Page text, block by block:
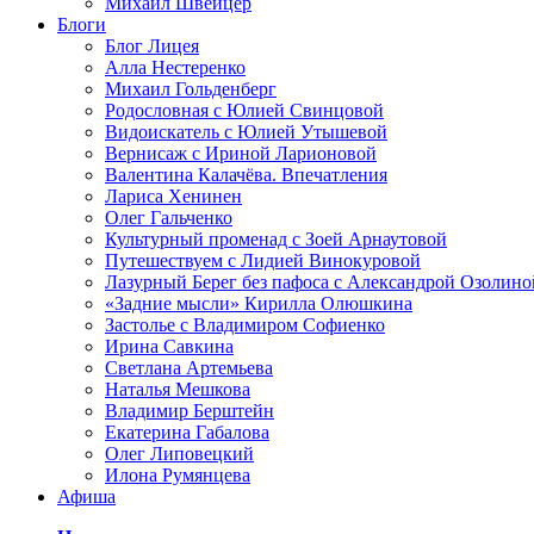
Блоги
Блог Лицея
Алла Нестеренко
Михаил Гольденберг
Родословная с Юлией Свинцовой
Видоискатель с Юлией Утышевой
Вернисаж с Ириной Ларионовой
Валентина Калачёва. Впечатления
Лариса Хенинен
Олег Гальченко
Культурный променад с Зоей Арнаутовой
Путешествуем с Лидией Винокуровой
Лазурный Берег без пафоса с Александрой
«Задние мысли» Кирилла Олюшкина
Застолье с Владимиром Софиенко
Ирина Савкина
Светлана Артемьева
Наталья Мешкова
Владимир Берштейн
Екатерина Габалова
Олег Липовецкий
Илона Румянцева
Афиша